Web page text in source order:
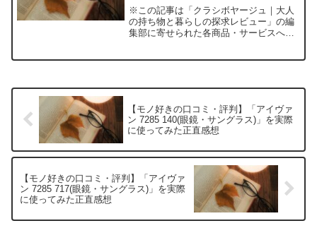
実際に使ってみた正直感想
※この記事は「クラシボヤージュ｜大人
の持ち物と暮らしの探求レビュー」の編
集部に寄せられた各商品・サービスへの
【モノ好きの口コミ・評判】「アイヴァ
ン 7285 140(眼鏡・サングラス)」を実際
に使ってみた正直感想
【モノ好きの口コミ・評判】「アイヴァ
ン 7285 717(眼鏡・サングラス)」を実際
に使ってみた正直感想